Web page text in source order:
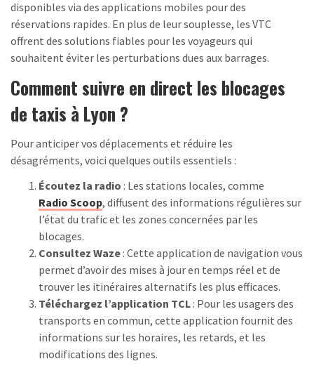
disponibles via des applications mobiles pour des
réservations rapides. En plus de leur souplesse, les VTC
offrent des solutions fiables pour les voyageurs qui
souhaitent éviter les perturbations dues aux barrages.
Comment suivre en direct les blocages
de taxis à Lyon ?
Pour anticiper vos déplacements et réduire les
désagréments, voici quelques outils essentiels :
Écoutez la radio : Les stations locales, comme
Radio Scoop, diffusent des informations régulières sur
l’état du trafic et les zones concernées par les
blocages.
Consultez Waze : Cette application de navigation vous
permet d’avoir des mises à jour en temps réel et de
trouver les itinéraires alternatifs les plus efficaces.
Téléchargez l’application TCL : Pour les usagers des
transports en commun, cette application fournit des
informations sur les horaires, les retards, et les
modifications des lignes.